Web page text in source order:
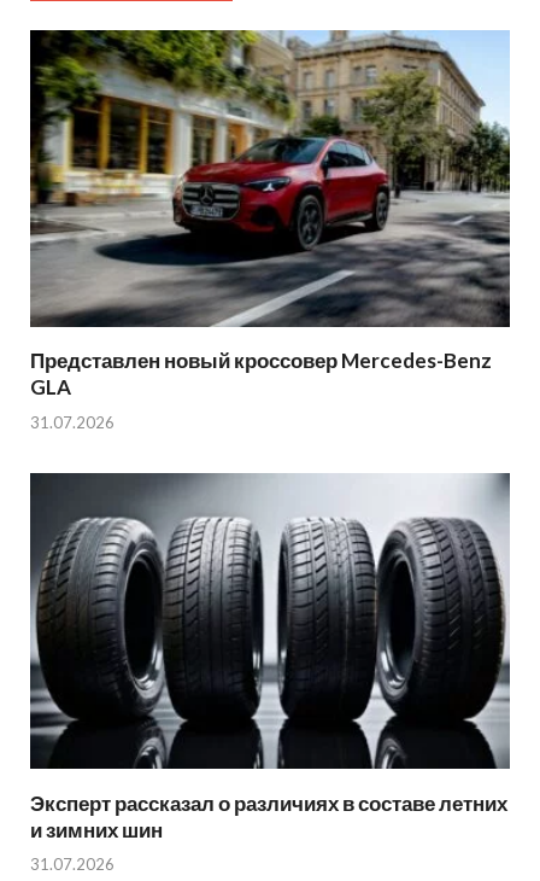
Представлен новый кроссовер Mercedes-Benz
GLA
31.07.2026
Эксперт рассказал о различиях в составе летних
и зимних шин
31.07.2026